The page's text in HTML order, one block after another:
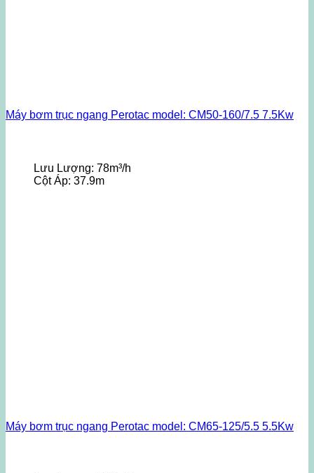
Máy bơm trục ngang Perotac model: CM50-160/7.5 7.5Kw
Lưu Lượng: 78m³/h
Cột Áp: 37.9m
Máy bơm trục ngang Perotac model: CM65-125/5.5 5.5Kw